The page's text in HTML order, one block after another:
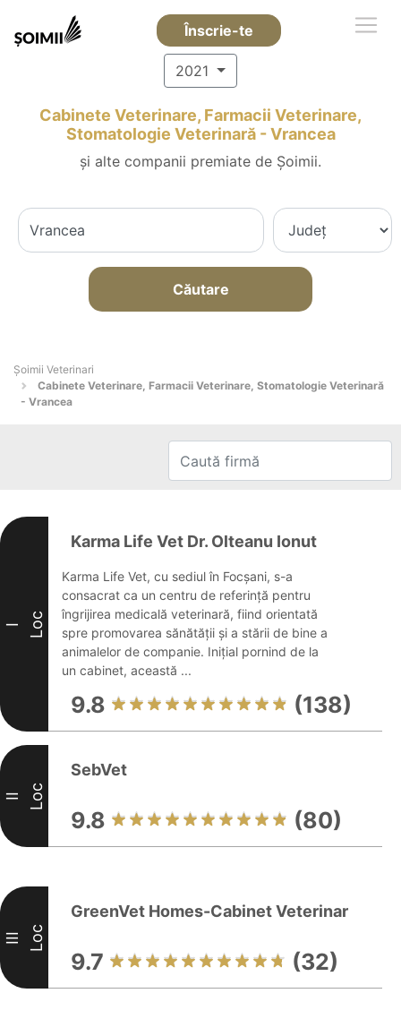
Înscrie-te
2021
Cabinete Veterinare, Farmacii Veterinare,
Stomatologie Veterinară - Vrancea
și alte companii premiate de Șoimii.
Căutare
Șoimii Veterinari
Cabinete Veterinare, Farmacii Veterinare, Stomatologie Veterinară
- Vrancea
I Loc
Karma Life Vet Dr. Olteanu Ionut
Karma Life Vet, cu sediul în Focșani, s-a
consacrat ca un centru de referință pentru
îngrijirea medicală veterinară, fiind orientată
spre promovarea sănătății și a stării de bine a
animalelor de companie. Inițial pornind de la
un cabinet, această ...
9.8 (138)
II Loc
SebVet
9.8 (80)
III Loc
GreenVet Homes-Cabinet Veterinar
9.7 (32)